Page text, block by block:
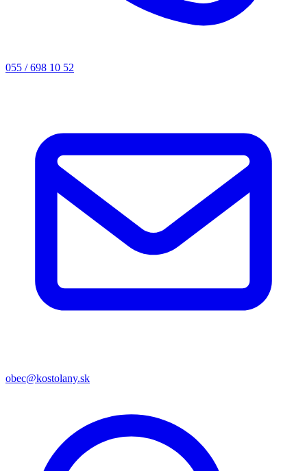
055 / 698 10 52
obec@kostolany.sk